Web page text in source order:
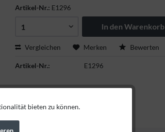
Artikel-Nr.: E1296
In den Warenkorb
Vergleichen Merken Bewerten
Artikel-Nr.: E1296
Aktiv
bieten zu können.